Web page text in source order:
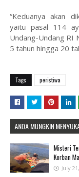
“Keduanya akan
yaitu pasal 114
Undang-Undang RI
5 tahun hingga 20
Tags peristiwa
ANDA MUNGKIN
Misteri
Korban
July